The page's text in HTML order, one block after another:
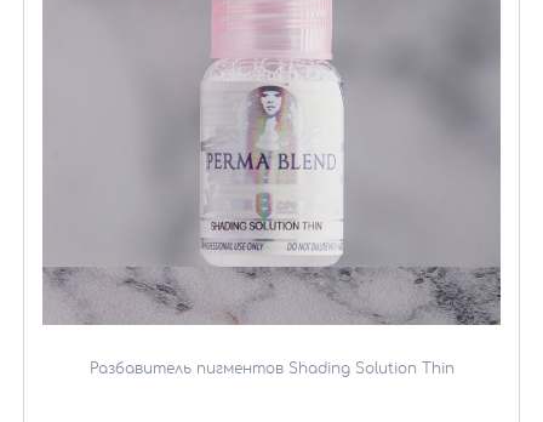
Разбавитель пигментов Shading Solution Thin